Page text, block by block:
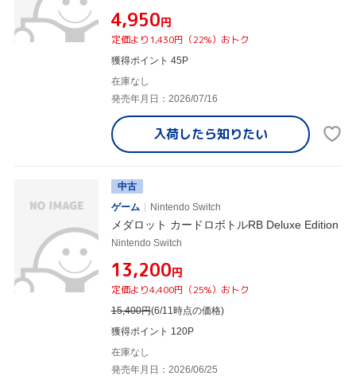
¥4,950円
定価より1,430円（22%）おトク
獲得ポイント 45P
在庫なし
発売年月日：2026/07/16
入荷したら知りたい
中古
ゲーム
Nintendo Switch
メダロット カードロボトルRB Deluxe Edition
Nintendo Switch
¥13,200円
定価より4,400円（25%）おトク
15,400円(6/11時点の価格)
獲得ポイント 120P
在庫なし
発売年月日：2026/06/25